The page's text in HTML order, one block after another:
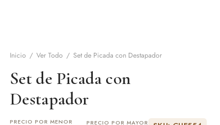
Inicio / Ver Todo / Set de Picada con Destapador
Set de Picada con
Destapador
PRECIO POR MENOR PRECIO POR MAYOR
y accesorios